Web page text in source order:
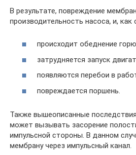
В результате, повреждение
производительность насоса, и, как
происходит обеднение
затрудняется запуск
появляются перебои в
повреждается поршень.
Также вышеописанные
может вызывать засорение
импульсной стороны. В данном
мембрану через импульсный канал.